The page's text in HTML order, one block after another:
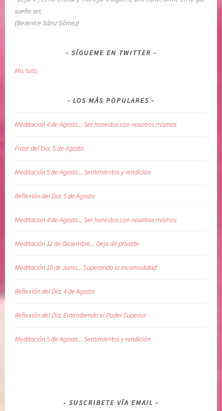
sueño ser.
(Berenice Sáinz Gómez)
SÍGUEME EN TWITTER
Mis tuits
LOS MÁS POPULARES
Meditacion 4 de Agosto... Ser honestos con nosotros mismos
Frase del Dia: 5 de Agosto
Meditación 5 de Agosto... Sentimientos y rendición
Reflexión del Dia: 5 de Agosto
Meditacion 4 de Agosto... Ser honestos con nosotros mismos
Meditación 12 de Diciembre... Deja de privarte
Meditación 18 de Junio... Superando la incomodidad
Reflexión del Dia: 4 de Agosto
Reflexión del Dia: Entendiendo el Poder Superior
Meditación 5 de Agosto... Sentimientos y rendición
SUSCRIBETE VÍA EMAIL